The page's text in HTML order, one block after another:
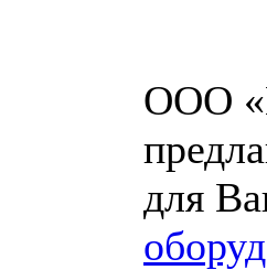
ООО
для